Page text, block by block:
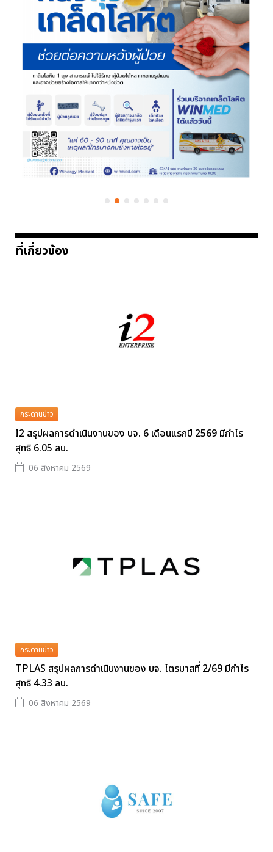
ที่เกี่ยวข้อง
กระดานข่าว
I2 สรุปผลการดำเนินงานของ บจ. 6 เดือนแรกปี 2569 มีกำไร
สุทธิ 6.05 ลบ.
06 สิงหาคม 2569
กระดานข่าว
TPLAS สรุปผลการดำเนินงานของ บจ. ไตรมาสที่ 2/69 มีกำไร
สุทธิ 4.33 ลบ.
06 สิงหาคม 2569